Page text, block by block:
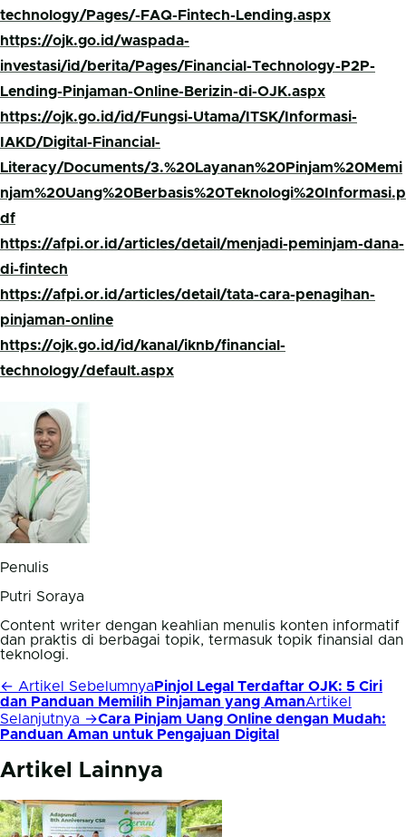
technology/Pages/-FAQ-Fintech-Lending.aspx
https://ojk.go.id/waspada-
investasi/id/berita/Pages/Financial-Technology-P2P-
Lending-Pinjaman-Online-Berizin-di-OJK.aspx
https://ojk.go.id/id/Fungsi-Utama/ITSK/Informasi-
IAKD/Digital-Financial-
Literacy/Documents/3.%20Layanan%20Pinjam%20Memi
njam%20Uang%20Berbasis%20Teknologi%20Informasi.p
df
https://afpi.or.id/articles/detail/menjadi-peminjam-dana-
di-fintech
https://afpi.or.id/articles/detail/tata-cara-penagihan-
pinjaman-online
https://ojk.go.id/id/kanal/iknb/financial-
technology/default.aspx
Penulis
Putri Soraya
Content writer dengan keahlian menulis konten informatif
dan praktis di berbagai topik, termasuk topik finansial dan
teknologi.
← Artikel Sebelumnya Pinjol Legal Terdaftar OJK: 5 Ciri
dan Panduan Memilih Pinjaman yang AmanArtikel
Selanjutnya →Cara Pinjam Uang Online dengan Mudah:
Panduan Aman untuk Pengajuan Digital
Artikel Lainnya